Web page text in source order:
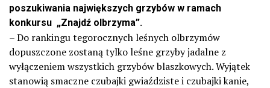
poszukiwania największych grzybów w ramach
konkursu „Znajdź olbrzyma”.
– Do rankingu tegorocznych leśnych olbrzymów
dopuszczone zostaną tylko leśne grzyby jadalne z
wyłączeniem wszystkich grzybów blaszkowych. Wyjątek
stanowią smaczne czubajki gwiaździste i czubajki kanie,